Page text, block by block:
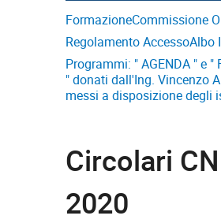
FormazioneCommissione
Regolamento AccessoAlbo
Programmi: " AGENDA " e "
" donati dall'Ing. Vincenzo
messi a disposizione degli
Circolari
2020